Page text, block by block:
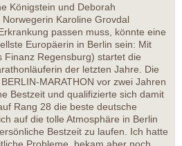
Königstein und Deborah
Karoline Grovdal
passen muss, könnte eine
Europäerin in Berlin sein: Mit
Finanz Regensburg) startet die
der letzten Jahre. Die
MARATHON vor zwei Jahren
Bestzeit und qualifizierte sich damit
Rang 28 die beste deutsche
auf die tolle Atmosphäre in Berlin
Bestzeit zu laufen. Ich hatte
Probleme, bekam aber noch